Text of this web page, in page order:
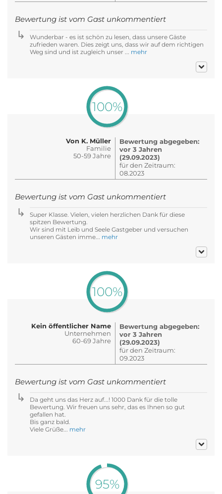
Bewertung ist vom Gast unkommentiert
Wunderbar - es ist schön zu lesen, dass unsere Gäste
zufrieden waren. Dies zeigt uns, dass wir auf dem richtigen
Weg sind und ist zugleich unser ... mehr
100%
Von K. Müller
Familie
50-59 Jahre
Bewertung abgegeben:
vor 3 Jahren
(29.09.2023)
für den Zeitraum:
08.2023
Bewertung ist vom Gast unkommentiert
Super Klasse. Vielen, vielen herzlichen Dank für diese
spitzen Bewertung.
Wir sind mit Leib und Seele Gastgeber und versuchen
unseren Gästen imme... mehr
100%
Kein öffentlicher Name
Unternehmen
60-69 Jahre
Bewertung abgegeben:
vor 3 Jahren
(29.09.2023)
für den Zeitraum:
09.2023
Bewertung ist vom Gast unkommentiert
Da geht uns das Herz auf...! 1000 Dank für die tolle
Bewertung. Wir freuen uns sehr, das es Ihnen so gut
gefallen hat.
Bis ganz bald.
Viele Grüße... mehr
95%